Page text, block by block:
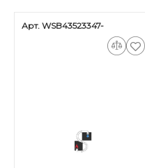
Арт. WSB43523347-